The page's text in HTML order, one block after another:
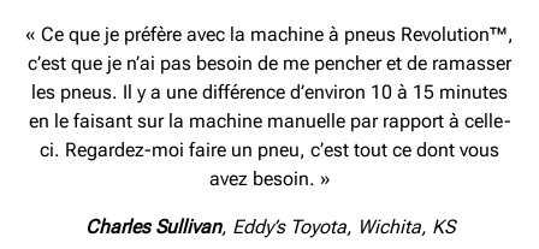
« Ce que je préfère avec la machine à pneus Revolution™,
c’est que je n’ai pas besoin de me pencher et de ramasser
les pneus. Il y a une différence d’environ 10 à 15 minutes
en le faisant sur la machine manuelle par rapport à celle-
ci. Regardez-moi faire un pneu, c’est tout ce dont vous
avez besoin. »
Charles Sullivan, Eddy’s Toyota, Wichita, KS